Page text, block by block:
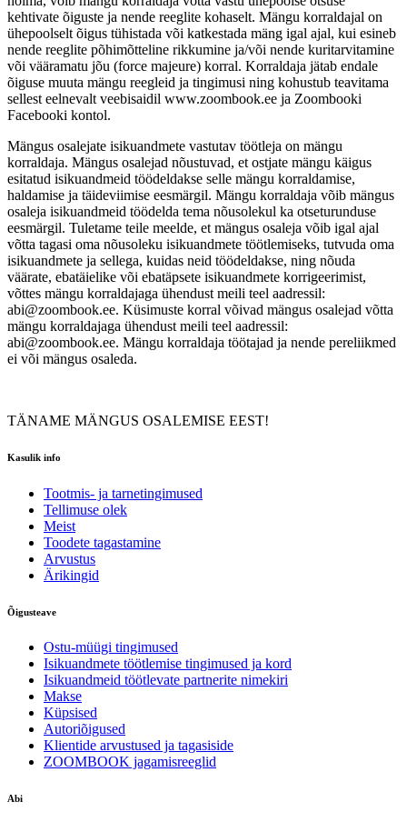
kehtivate õiguste ja nende reeglite kohaselt. Mängu korraldajal on
ühepoolselt õigus tühistada või katkestada mäng igal ajal, kui esineb
nende reeglite põhimõtteline rikkumine ja/või nende kuritarvitamine
või vääramatu jõu (force majeure) korral. Korraldaja jätab endale
õiguse muuta mängu reegleid ja tingimusi ning kohustub teavitama
sellest eelnevalt veebisaidil www.zoombook.ee ja Zoombooki
Facebooki kontol.
Mängus osalejate isikuandmete vastutav töötleja on mängu
korraldaja. Mängus osalejad nõustuvad, et ostjate mängu käigus
esitatud isikuandmeid töödeldakse selle mängu korraldamise,
haldamise ja täideviimise eesmärgil. Mängu korraldaja võib mängus
osaleja isikuandmeid töödelda tema nõusolekul ka otseturunduse
eesmärgil. Tuletame teile meelde, et mängus osaleja võib igal ajal
võtta tagasi oma nõusoleku isikuandmete töötlemiseks, tutvuda oma
isikuandmete ja sellega, kuidas neid töödeldakse, ning nõuda
väärate, ebatäielike või ebatäpsete isikuandmete korrigeerimist,
võttes mängu korraldajaga ühendust meili teel aadressil:
abi@zoombook.ee. Küsimuste korral võivad mängus osalejad võtta
mängu korraldajaga ühendust meili teel aadressil:
abi@zoombook.ee. Mängu korraldaja töötajad ja nende pereliikmed
ei või mängus osaleda.
TÄNAME MÄNGUS OSALEMISE EEST!
Kasulik info
Tootmis- ja tarnetingimused
Tellimuse olek
Meist
Toodete tagastamine
Arvustus
Ärikingid
Õigusteave
Ostu-müügi tingimused
Isikuandmete töötlemise tingimused ja kord
Isikuandmeid töötlevate partnerite nimekiri
Makse
Küpsised
Autoriõigused
Klientide arvustused ja tagasiside
ZOOMBOOK jagamisreeglid
Abi